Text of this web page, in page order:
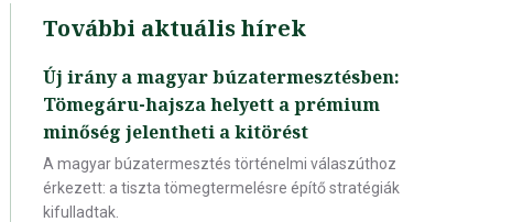
További aktuális hírek
Új irány a magyar búzatermesztésben:
Tömegáru-hajsza helyett a prémium
minőség jelentheti a kitörést
A magyar búzatermesztés történelmi válaszúthoz
érkezett: a tiszta tömegtermelésre építő stratégiák
kifulladtak.